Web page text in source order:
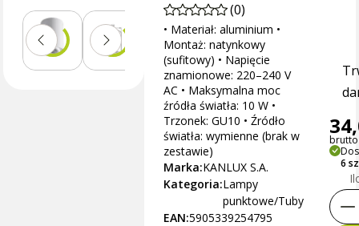
(0)
• Materiał: aluminium •
Montaż: natynkowy
(sufitowy) • Napięcie
znamionowe: 220–240 V
AC • Maksymalna moc
źródła światła: 10 W •
Trzonek: GU10 • Źródło
światła: wymienne (brak w
zestawie)
Marka:KANLUX S.A.
Kategoria:Lampy
punktowe/Tuby
EAN:5905339254795
brutto
6